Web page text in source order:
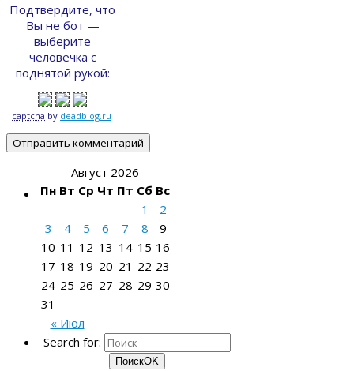
Подтвердите, что
Вы не бот —
выберите
человечка с
поднятой рукой:
captcha by deadblog.ru
Август 2026
Пн Вт Ср Чт Пт Сб Вс
« Июл
1
2
3
4 5 6 7 8
9
10 11 12 13 14 15 16
17 18 19 20 21 22 23
24 25 26 27 28 29 30
31
Search for:
ПоискOK